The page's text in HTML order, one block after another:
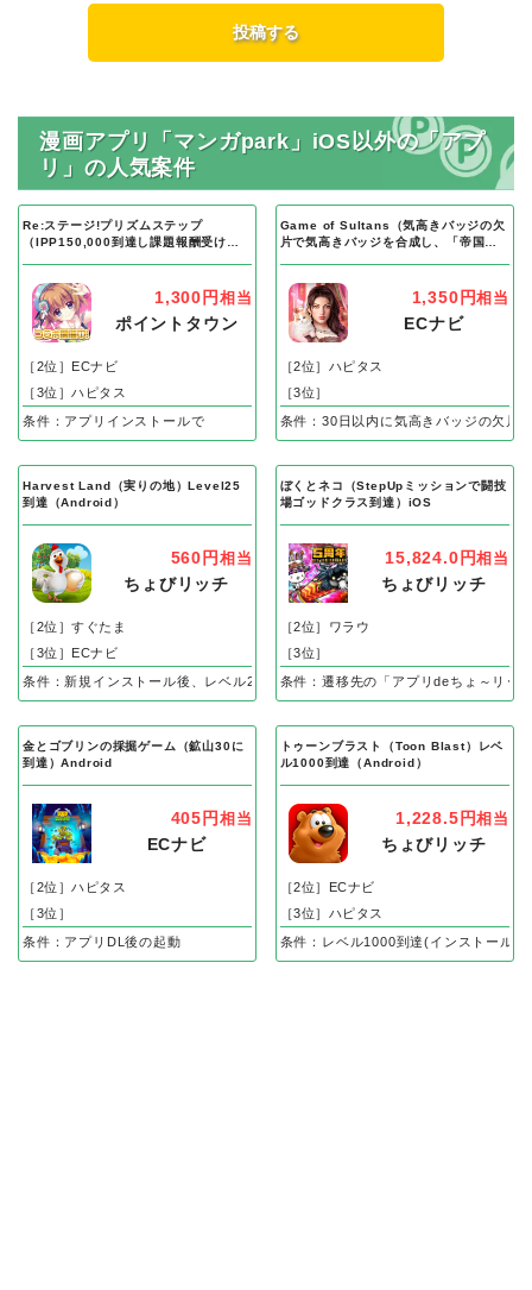
漫画アプリ「マンガpark」iOS以外の「アプ
リ」の人気案件
Re:ステージ!プリズムステップ
（IPP150,000到達し課題報酬受け取
1,300円 相当
ポイントタウン
［2位］ECナビ
［3位］ハピタス
条件：アプリインストールで
Game of Sultans（気高きバッジの欠
片で気高きバッジを合成し、「帝国五
1,350円相当
ECナビ
［2位］ハピタス
［3位］
条件：30日以内に気高きバッジの欠片
Harvest Land（実りの地）Level25
到達（Android）
560円 相当
ちょびリッチ
［2位］すぐたま
［3位］ECナビ
条件：新規インストール後、レベル25到達で成果
ぼくとネコ（StepUpミッションで闘技
場ゴッドクラス到達）iOS
15,824.0円相当
ちょびリッチ
［2位］ワラウ
［3位］
条件：遷移先の「アプリdeちょ～リッ
金とゴブリンの採掘ゲーム（鉱山30に
到達）Android
405円 相当
ECナビ
［2位］ハピタス
［3位］
条件：アプリDL後の起動
トゥーンブラスト（Toon Blast）レベ
ル1000到達（Android）
1,228.5円相当
ちょびリッチ
［2位］ECナビ
［3位］ハピタス
条件：レベル1000到達(インストール後